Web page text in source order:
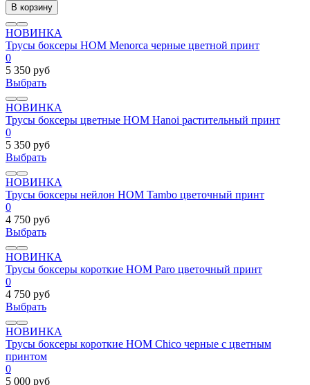
В корзину
НОВИНКА
Трусы боксеры HOM Menorca черные цветной принт
0
5 350 руб
Выбрать
НОВИНКА
Трусы боксеры цветные HOM Hanoi растительный принт
0
5 350 руб
Выбрать
НОВИНКА
Трусы боксеры нейлон HOM Tambo цветочный принт
0
4 750 руб
Выбрать
НОВИНКА
Трусы боксеры короткие HOM Paro цветочный принт
0
4 750 руб
Выбрать
НОВИНКА
Трусы боксеры короткие HOM Chico черные с цветным
принтом
0
5 000 руб